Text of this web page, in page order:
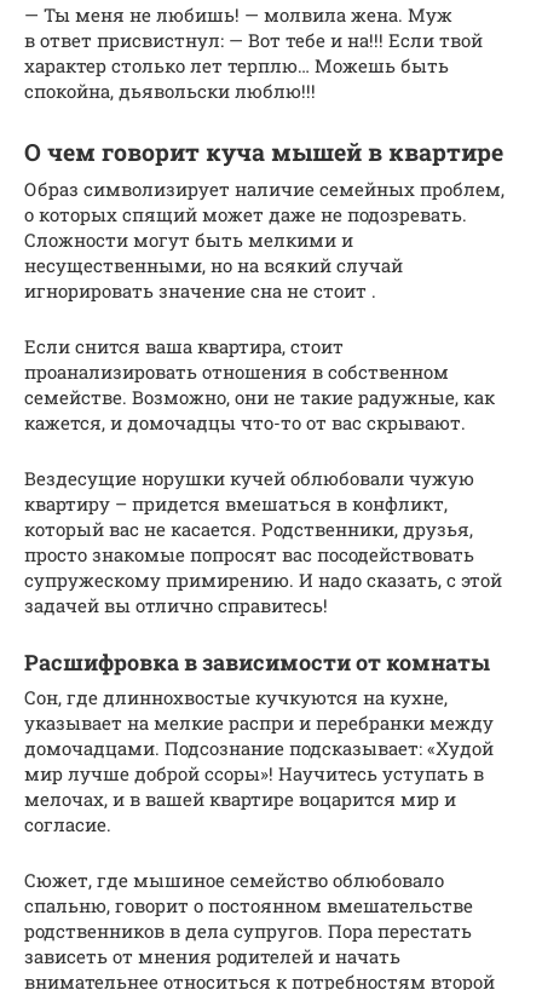
— Ты меня не любишь! — молвила жена. Муж
в ответ присвистнул: — Вот тебе и на!!! Если твой
характер столько лет терплю… Можешь быть
спокойна, дьявольски люблю!!!
О чем говорит куча мышей в квартире
Образ символизирует наличие семейных проблем,
о которых спящий может даже не подозревать.
Сложности могут быть мелкими и
несущественными, но на всякий случай
игнорировать значение сна не стоит .
Если снится ваша квартира, стоит
проанализировать отношения в собственном
семействе. Возможно, они не такие радужные, как
кажется, и домочадцы что-то от вас скрывают.
Вездесущие норушки кучей облюбовали чужую
квартиру – придется вмешаться в конфликт,
который вас не касается. Родственники, друзья,
просто знакомые попросят вас посодействовать
супружескому примирению. И надо сказать, с этой
задачей вы отлично справитесь!
Расшифровка в зависимости от комнаты
Сон, где длиннохвостые кучкуются на кухне,
указывает на мелкие распри и перебранки между
домочадцами. Подсознание подсказывает: «Худой
мир лучше доброй ссоры»! Научитесь уступать в
мелочах, и в вашей квартире воцарится мир и
согласие.
Сюжет, где мышиное семейство облюбовало
спальню, говорит о постоянном вмешательстве
родственников в дела супругов. Пора перестать
зависеть от мнения родителей и начать
внимательнее относиться к потребностям второй